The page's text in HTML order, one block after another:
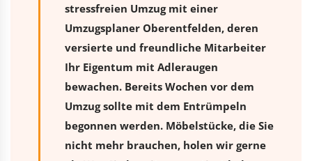
stressfreien Umzugmit einer
Umzugsplaner Oberentfelden, deren
versierte und freundliche Mitarbeiter
Ihr Eigentum mit Adleraugen
bewachen. Bereits Wochen vor dem
Umzug sollte mit dem Entrümpeln
begonnen werden. Möbelstücke, die Sie
nicht mehr brauchen, holen wir gerne